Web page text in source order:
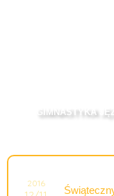
GIMNASTYKA
2016